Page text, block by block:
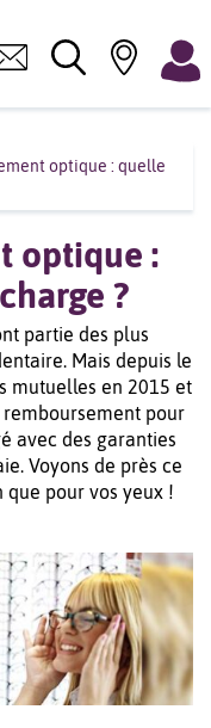
optique : quelle
optique :
?
partie des plus
Mais depuis le
mutuelles en 2015 et
remboursement pour
avec des garanties
Voyons de près ce
pour vos yeux !